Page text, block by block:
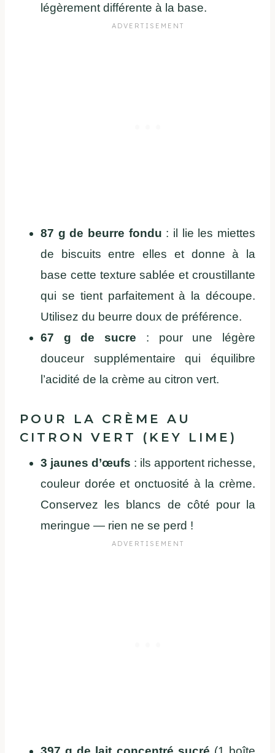
légèrement différente à la base.
87 g de beurre fondu : il lie les miettes
de biscuits entre elles et donne à la
base cette texture sablée et croustillante
qui se tient parfaitement à la découpe.
Utilisez du beurre doux de préférence.
67 g de sucre : pour une légère
douceur supplémentaire qui équilibre
l’acidité de la crème au citron vert.
POUR LA CRÈME AU
CITRON VERT (KEY LIME)
3 jaunes d’œufs : ils apportent richesse,
couleur dorée et onctuosité à la crème.
Conservez les blancs de côté pour la
meringue — rien ne se perd !